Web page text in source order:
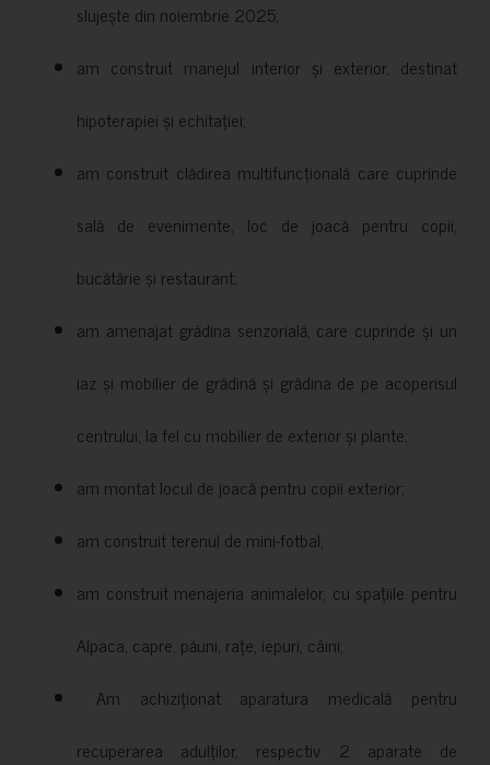
slujește din noiembrie 2025;
am construit manejul interior și exterior, destinat
hipoterapiei și echitației;
am construit clădirea multifuncțională care cuprinde
sală de evenimente, loc de joacă pentru copii,
bucătărie și restaurant;
am amenajat grădina senzorială, care cuprinde și un
iaz și mobilier de grădină și grădina de pe acoperisul
centrului, la fel cu mobilier de exterior și plante;
am montat locul de joacă pentru copii exterior;
am construit terenul de mini-fotbal;
am construit menajeria animalelor, cu spațiile pentru
Alpaca, capre, păuni, rațe, iepuri, câini;
Am achiziționat aparatura medicală pentru
recuperarea adulților, respectiv 2 aparate de